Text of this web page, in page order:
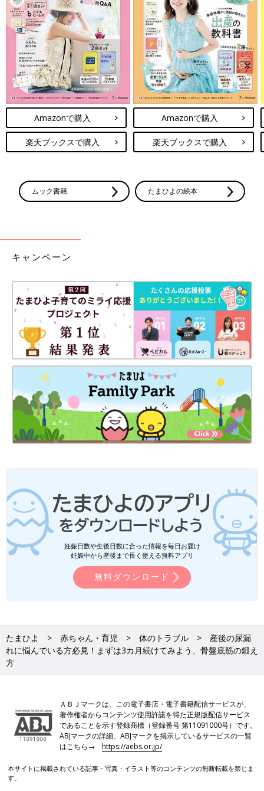
Amazonで購入
楽天ブックスで購入
Amazonで購入
楽天ブックスで購入
ムック書籍 たまひよの絵本
キャンペーン
妊娠日数や生後日数に合った情報を毎日お届け
妊娠中から産後まで長く使える無料アプリ
無料ダウンロード
たまひよ 赤ちゃん・育児 体のトラブル
産後の尿漏
れに悩んでいる方必見！まずは3カ月続けてみよう、骨盤底筋の鍛え
方
ＡＢＪマークは、この電子書店・電子書籍配信サービスが、
著作権者からコンテンツ使用許諾を得た正規版配信サービス
であることを示す登録商標（登録番号 第11091000号）です。
ABJマークの詳細、ABJマークを掲示しているサービスの一覧
はこちら→https://aebs.or.jp/
本サイトに掲載されている記事・写真・イラスト等のコンテンツの無断転載を禁じま
す。